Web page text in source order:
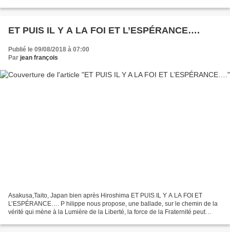
ET PUIS IL Y A LA FOI ET L’ESPÉRANCE….
Publié le 09/08/2018 à 07:00
Par jean françois
Asakusa,Taito, Japan bien après Hiroshima ET PUIS IL Y A LA FOI ET
L’ESPÉRANCE…. P hilippe nous propose, une ballade, sur le chemin de la
vérité qui mène à la Lumière de la Liberté, la force de la Fraternité peut